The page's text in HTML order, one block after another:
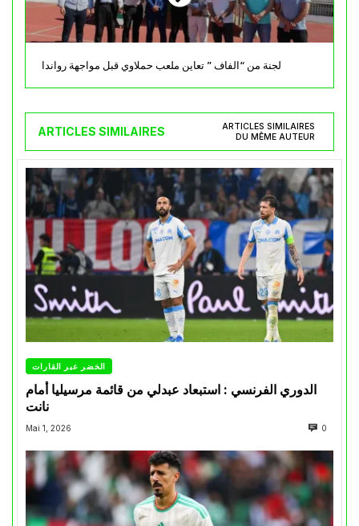
لجنة من “الفاف ” تعاين ملعب حملاوي قبل مواجهة رواندا
ARTICLES SIMILAIRES
ARTICLES SIMILAIRES
DU MÊME AUTEUR
الخضر عبر القارات
الدوري الفرنسي : استبعاد عبدلي من قائمة مرسيليا أمام
نانت
Mai 1, 2026 0